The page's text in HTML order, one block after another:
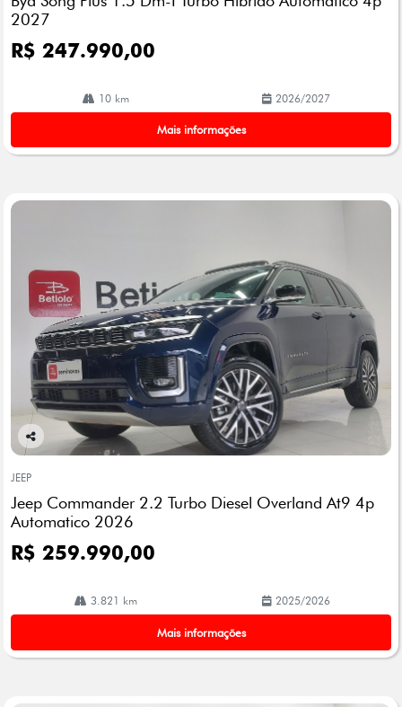
2027
R$ 247.990,00
10 km 2026/2027
Mais informações
Co
arti
lhe
JEEP
Jeep Commander 2.2 Turbo Diesel Overland At9 4p
Automatico 2026
R$ 259.990,00
3.821 km 2025/2026
Mais informações